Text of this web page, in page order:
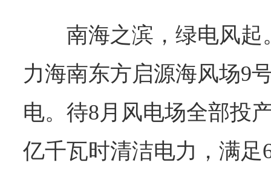
南海之滨，绿电风起
力海南东方启源海风场9
电。待8月风电场全部投
亿千瓦时清洁电力，满足